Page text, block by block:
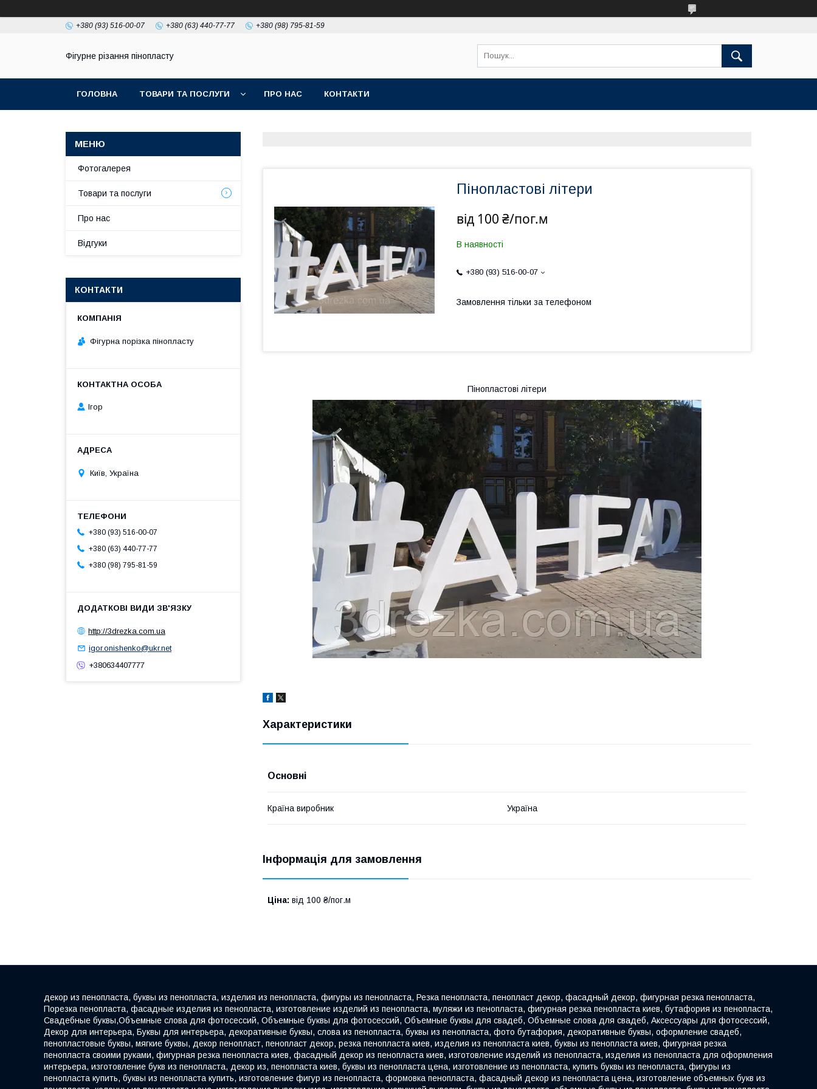
+380 (93) 516-00-07 +380 (63) 440-77-77 +380 (98) 795-81-59
Фігурне різання пінопласту
ГОЛОВНА ТОВАРИ ТА ПОСЛУГИ ПРО НАС КОНТАКТИ
Пінопластові літери
від 100 ₴/пог.м
В наявності
+380 (93) 516-00-07
Замовлення тільки за телефоном
Пінопластові літери
Характеристики
Основні
Країна виробник Україна
Інформація для замовлення
Ціна: від 100 ₴/пог.м
Фотогалерея
Товари та послуги
Про нас
Відгуки
КОНТАКТИ
Фігурна порізка пінопласту
Ігор
Київ, Україна
+380 (93) 516-00-07
+380 (63) 440-77-77
+380 (98) 795-81-59
http://3drezka.com.ua
igor.onishenko@ukr.net
+380634407777
декор из пенопласта, буквы из пенопласта, изделия из пенопласта, фигуры из пенопласта, Резка пенопласта, пенопласт декор, фасадный декор, фигурная резка пенопласта,
Порезка пенопласта, фасадные изделия из пенопласта, изготовление изделий из пенопласта, муляжи из пенопласта, фигурная резка пенопласта киев, бутафория из пенопласта,
Свадебные буквы,Объемные слова для фотосессий, Объемные буквы для фотосессий, Объемные буквы для свадеб, Объемные слова для свадеб, Аксессуары для фотосессий,
Декор для интерьера, Буквы для интерьера, декоративные буквы, слова из пенопласта, буквы из пенопласта, фото бутафория, декоративные буквы, оформление свадеб,
пенопластовые буквы, мягкие буквы, декор пенопласт, пенопласт декор, резка пенопласта киев, изделия из пенопласта киев, буквы из пенопласта киев, фигурная резка
пенопласта своими руками, фигурная резка пенопласта киев, фасадный декор из пенопласта киев, изготовление изделий из пенопласта, изделия из пенопласта для оформления
интерьера, изготовление букв из пенопласта, декор из, пенопласта киев, буквы из пенопласта цена, изготовление из пенопласта, купить буквы из пенопласта, фигуры из
пенопласта купить, буквы из пенопласта купить, изготовление фигур из пенопласта, формовка пенопласта, фасадный декор из пенопласта цена, изготовление объемных букв из